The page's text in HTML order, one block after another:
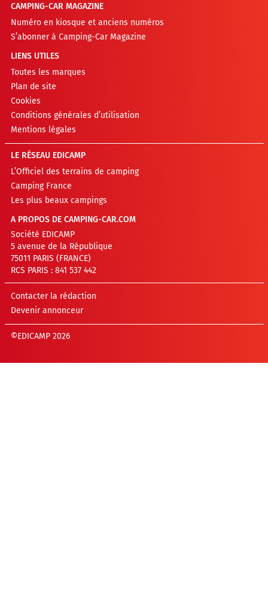
CAMPING-CAR MAGAZINE
Numéro en kiosque et anciens numéros
S’abonner à Camping-Car Magazine
LIENS UTILES
Toutes les marques
Plan de site
Cookies
Conditions générales d’utilisation
Mentions légales
LE RÉSEAU EDICAMP
L’Officiel des terrains de camping
Camping France
Les plus beaux campings
A PROPOS DE CAMPING-CAR.COM
Société EDICAMP
5 avenue de la République
75011 PARIS (FRANCE)
RCS PARIS : 841 537 442
Contacter la rédaction
Devenir annonceur
©EDICAMP 2026